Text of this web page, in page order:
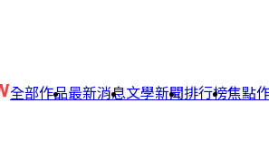
全部作品最新消息文學新聞排行榜焦點